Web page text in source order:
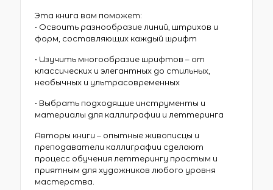
Эта книга вам поможет:
• Освоить разнообразие линий, штрихов и
форм, составляющих каждый шрифт
• Изучить многообразие шрифтов – от
классических и элегантных до стильных,
необычных и ультрасовременных
• Выбрать подходящие инструменты и
материалы для каллиграфии и леттеринга
Авторы книги – опытные живописцы и
преподаватели каллиграфии сделают
процесс обучения леттерингу простым и
приятным для художников любого уровня
мастерства.